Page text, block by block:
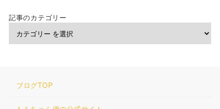
記事のカテゴリー
ブログTOP